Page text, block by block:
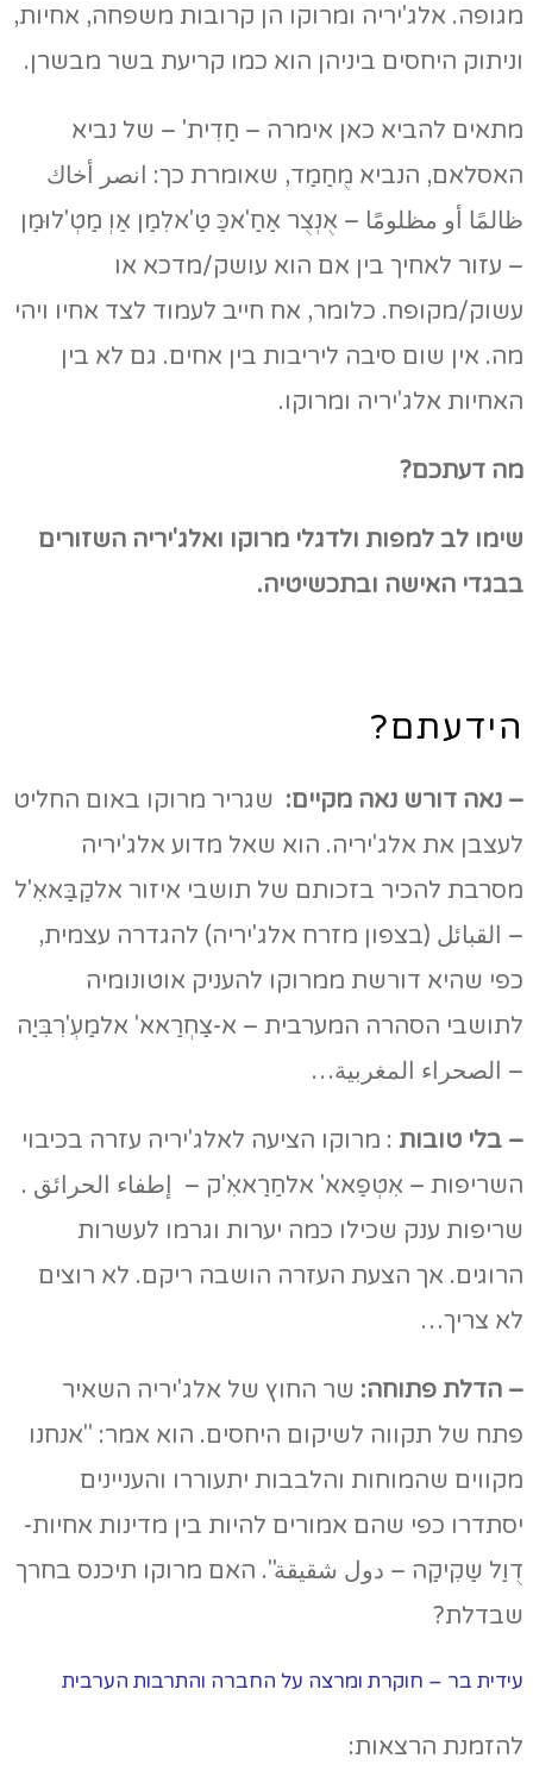
מגופה. אלג'יריה ומרוקו הן קרובות משפחה, אחיות,
וניתוק היחסים ביניהן הוא כמו קריעת בשר מבשרן.
מתאים להביא כאן אימרה – חַדִית' – של נביא
האסלאם, הנביא מֻחַמַד, שאומרת כך: انصر أخاك
ظالمًا أو مظلومًا – אֻנְצֻר אַחַ'אכַּ טַ'אלִמַן אַוְ מַטְ'לוּמַן
– עזור לאחיך בין אם הוא עושק/מדכא או
עשוק/מקופח. כלומר, אח חייב לעמוד לצד אחיו ויהי
מה. אין שום סיבה ליריבות בין אחים. גם לא בין
האחיות אלג'יריה ומרוקו.
מה דעתכם?
שימו לב למפות ולדגלי מרוקו ואלג'יריה השזורים
בבגדי האישה ובתכשיטיה.
הידעתם?
– נאה דורש נאה מקיים: שגריר מרוקו באום החליט
לעצבן את אלג'יריה. הוא שאל מדוע אלג'יריה
מסרבת להכיר בזכותם של תושבי איזור אלקַבַּאאִ'ל
– القبائل (בצפון מזרח אלג'יריה) להגדרה עצמית,
כפי שהיא דורשת ממרוקו להעניק אוטונומיה
לתושבי הסהרה המערבית – א-צַחְרַאא' אלמַעְ'רִבִּיַה
– الصحراء المغربية…
– בלי טובות : מרוקו הציעה לאלג'יריה עזרה בכיבוי
השריפות – אִטְפַאא' אלחַרַאאִ'ק – إطفاء الحرائق .
שריפות ענק שכילו כמה יערות וגרמו לעשרות
הרוגים. אך הצעת העזרה הושבה ריקם. לא רוצים
לא צריך…
– הדלת פתוחה: שר החוץ של אלג'יריה השאיר
פתח של תקווה לשיקום היחסים. הוא אמר: "אנחנו
מקווים שהמוחות והלבבות יתעוררו והעניינים
יסתדרו כפי שהם אמורים להיות בין מדינות אחיות-
דֻוַל שַקִיקַה – دول شقيقة". האם מרוקו תיכנס בחרך
שבדלת?
עידית בר – חוקרת ומרצה על החברה והתרבות הערבית
להזמנת הרצאות: